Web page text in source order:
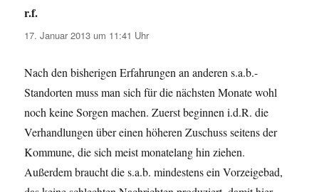
r.f.
17. Januar 2013 um 11:41 Uhr
Nach den bisherigen Erfahrungen an anderen s.a.b.-
Standorten muss man sich für die nächsten Monate wohl
noch keine Sorgen machen. Zuerst beginnen i.d.R. die
Verhandlungen über einen höheren Zuschuss seitens der
Kommune, die sich meist monatelang hin ziehen.
Außerdem braucht die s.a.b. mindestens ein Vorzeigebad,